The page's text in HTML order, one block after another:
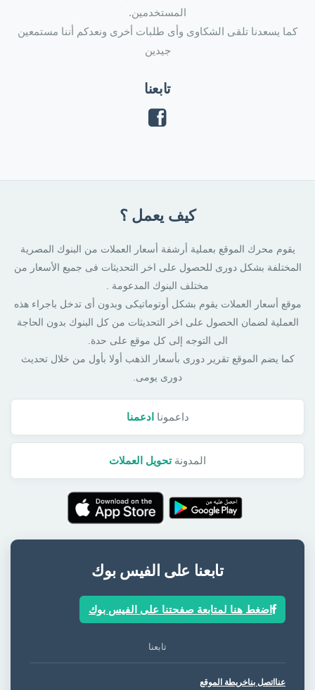
المستخدمين.
كما يسعدنا تلقى الشكاوى وأى طلبات أخرى ونعدكم أننا مستمعين
جيدين
تابعنا
كيف يعمل ؟
يقوم محرك الموقع بعملية أرشفة أسعار العملات من البنوك المصرية
المختلفة بشكل دورى للحصول على اخر التحديثات فى جميع الأسعار من
مختلف البنوك المدعومة .
موقع أسعار العملات يقوم بشكل أوتوماتيكى وبدون أى تدخل باجراء هذه
العملية لضمان الحصول على اخر التحديثات من كل البنوك بدون الحاجة
الى التوجه إلى كل موقع على حدة.
كما يضم الموقع تقرير دورى بأسعار الذهب أولا بأول من خلال تحديث
دورى يومى.
داعمونا ادعمنا
المدونةتحويل العملات
تابعنا على الفيس بوك
اضغط هنا لمتابعة صفحتنا على الفيس بوك
تابعنا
عنا اتصل بناخريطة الموقع